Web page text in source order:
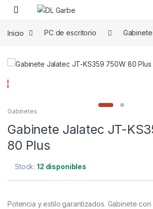
Inicio PC de escritorio
Gabinetes
Gabinete Jalatec JT-
80 Plus
Stock:12 disponibles
Potencia y estilo garantizados. Gabinete